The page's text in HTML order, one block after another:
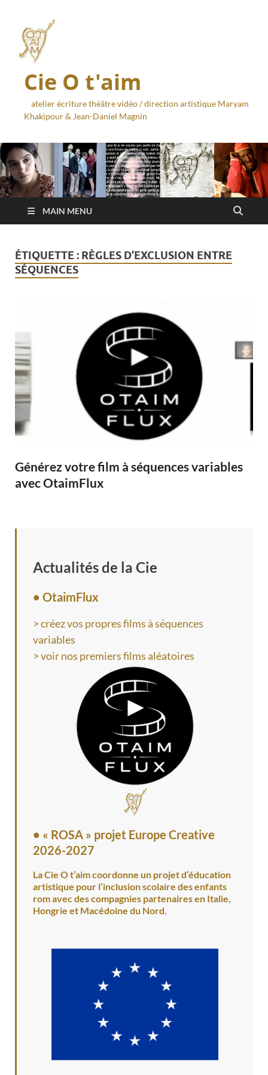
Cie O t'aim
atelier écriture théâtre vidéo / direction artistique Maryam
Khakipour & Jean-Daniel Magnin
MAIN MENU
ÉTIQUETTE : RÈGLES D’EXCLUSION ENTRE
SÉQUENCES
Générez votre film à séquences variables
avec OtaimFlux
Actualités de la Cie
• OtaimFlux
> créez vos propres films à séquences
variables
> voir nos premiers films aléatoires
• « ROSA » projet Europe Creative
2026-2027
La Cie O t’aim coordonne un projet d’éducation
artistique pour l’inclusion scolaire des enfants
rom avec des compagnies partenaires en Italie,
Hongrie et Macédoine du Nord.